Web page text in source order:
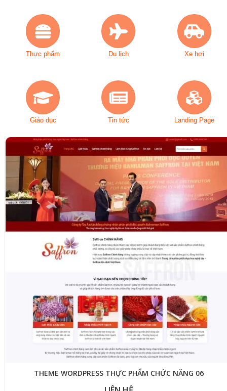
Thực phẩm Du lịch Xe hơi
Giáo dục Tin tức Landing Page
THEME WORDPRESS THỰC PHẨM CHỨC NĂNG 06